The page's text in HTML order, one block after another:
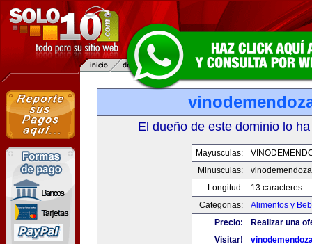
El dueño de este dominio lo
Mayusculas:
Minusculas:
Longitud:
13 caracteres
Categorias:
Alimentos y
Precio:
Realizar una
Visitar!